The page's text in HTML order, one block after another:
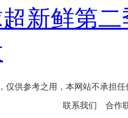
新鲜第
供参考之用，本网站不承担
联系我们 合作